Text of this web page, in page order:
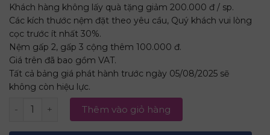
Khách hàng không lấy quà tặng giảm 200.000 đ / sp.
Các kích thước nệm đặt theo yêu cầu, Quý khách vui lòng
cọc trước ít nhất 30%.
Nệm gấp 2, gấp 3 cộng thêm 100.000 đ.
Giá trên đã bao gồm VAT.
Tất cả bảng giá phát hành trước ngày 05/08/2025 sẽ
không còn hiệu lực.
Nệm cao su non Thắng Lợi 1m6 x 2m x 10cm số lượng
Thêm vào giỏ hàng